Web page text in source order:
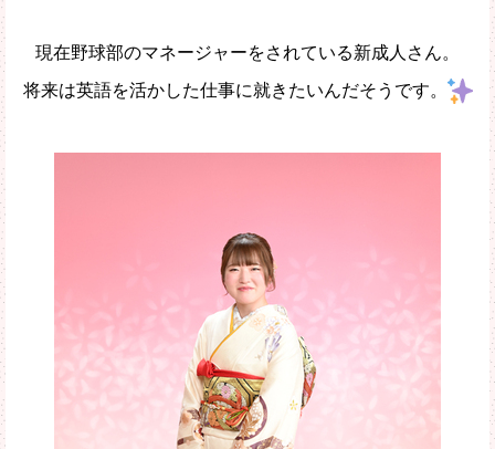
現在野球部のマネージャーをされている新成人さん。
将来は英語を活かした仕事に就きたいんだそうです。